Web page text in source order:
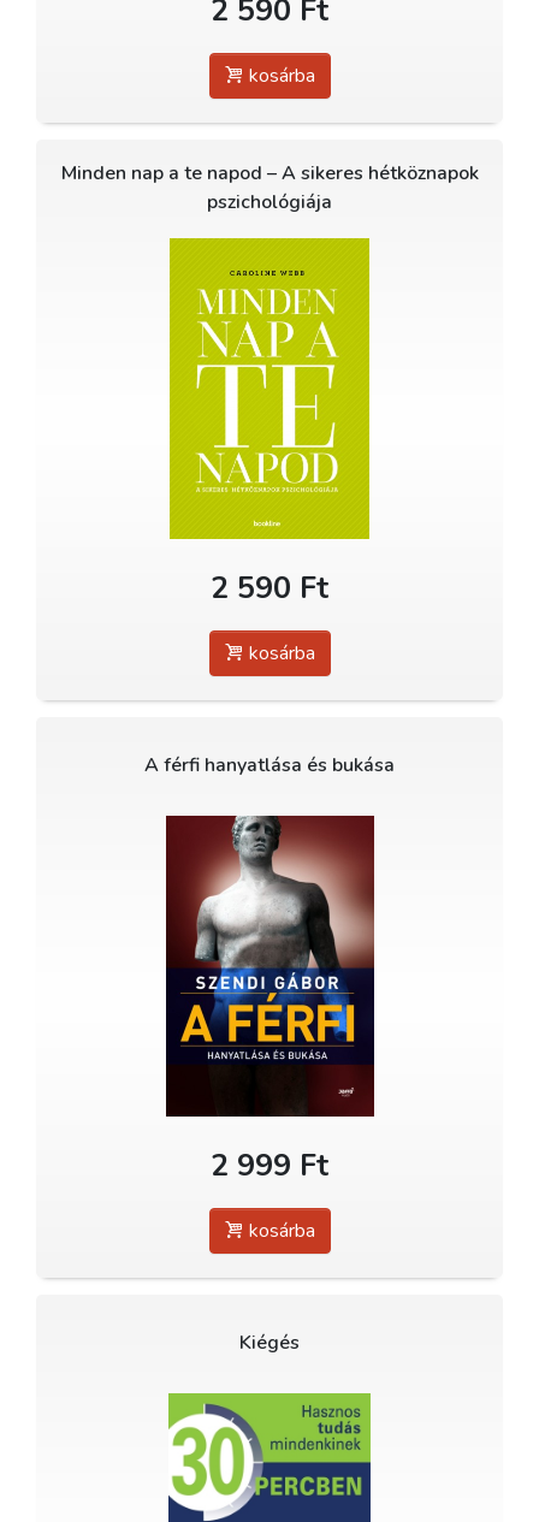
2 590 Ft
kosárba
Minden nap a te napod – A sikeres hétköznapok
pszichológiája
2 590 Ft
kosárba
A férfi hanyatlása és bukása
2 999 Ft
kosárba
Kiégés